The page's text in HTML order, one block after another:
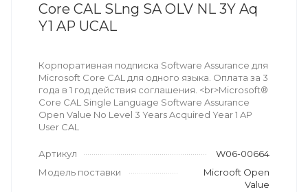
Core CAL SLng SA OLV NL 3Y Aq
Y1 AP UCAL
Корпоративная подписка Software Assurance для
Microsoft Core CAL для одного языка. Оплата за 3
года в 1 год действия соглашения. <br>Microsoft®
Core CAL Single Language Software Assurance
Open Value No Level 3 Years Acquired Year 1 AP
User CAL
Артикул
W06-00664
Модель поставки
Microoft Open
Value